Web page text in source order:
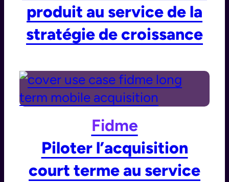
produit au service de la
stratégie de croissance
Fidme
Piloter l’acquisition
court terme au service